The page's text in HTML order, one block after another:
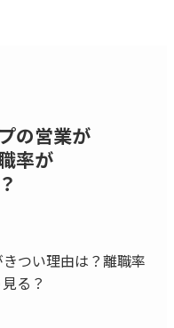
の営業が
率が